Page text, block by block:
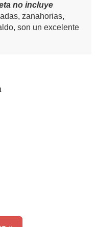
no incluye
zanahorias,
son un excelente